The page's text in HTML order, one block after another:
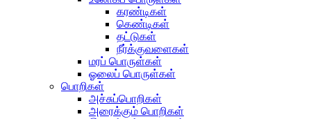
கரண்டிகள்
கெண்டிகள்
தட்டுகள்
நீர்க்குவளைகள்
மரப் பொருள்கள்
ஓலைப் பொருள்கள்
பொறிகள்
அச்சுப்பொறிகள்
அரைக்கும் பொறிகள்